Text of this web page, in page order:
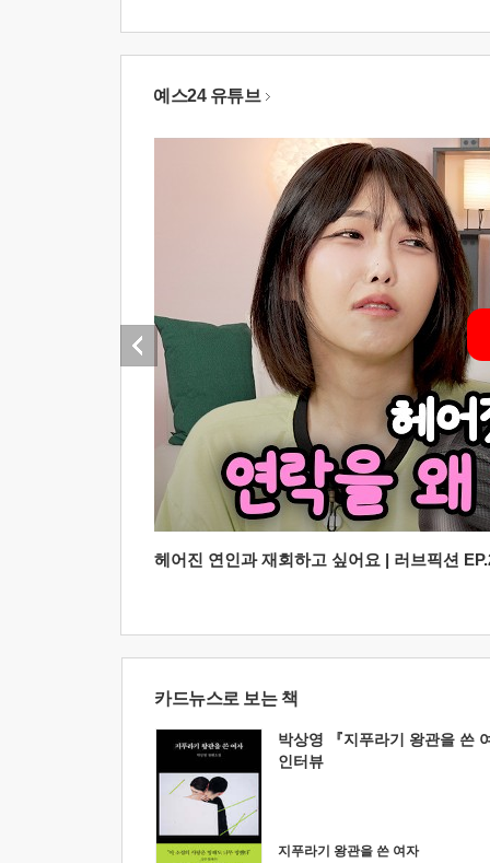
예스24 유튜브
헤어진 연인과 재회하고 싶어요 | 러브픽션
카드뉴스로 보는 책
박상영 『지푸라기 왕관을 쓴
인터뷰
지푸라기 왕관을 쓴 여자